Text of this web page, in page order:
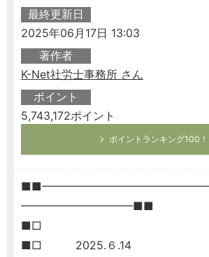
最終更新日
2025年06月17日 13:03
著作者
K-Net社労士事務所 さん
ポイント
5,743,172ポイント
ポイントランキング100！
━━━━━━━━━━■■
■□
■□ 2025.６.14